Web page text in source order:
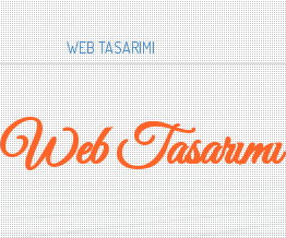
WEB TASARIMI
Web